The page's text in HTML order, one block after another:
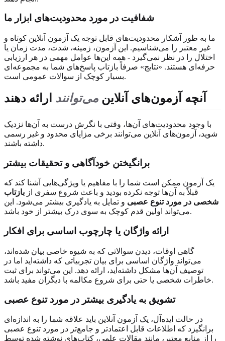
شفافیت در مورد محدودیت‌های ابزار ما
ما به طور آشکار محدودیت‌های قابل توجه یک آزمون آنلاین کوتاه و
غیر معتبر را می‌شناسیم. این آزمون، زمینه، شدت، مدت زمان یا
اختلال را در نظر نمی‌گیرد - همه این‌ها عوامل مهمی در هر ارزیابی
حرفه‌ای هستند. «نتایج» صرفاً بازتاب پاسخ‌های شما به مجموعه‌ای
بسیار کوچک از سوالات عمومی است.
آنچه آزمون‌های آنلاین می‌توانند ارائه دهند
با وجود محدودیت‌های آن‌ها، وقتی با نگرش درست به آن‌ها نزدیک
شوید، آزمون‌های آنلاین می‌توانند برخی مزایای محدود و غیر رسمی
داشته باشند.
برانگیختن خودآگاهی و تحقیقات بیشتر
یک آزمون ممکن است شما را با مفاهیم یا ویژگی‌هایی آشنا کند که
قبلاً به آن‌ها توجه نکرده بودید و باعث شروع سفری از بازتاب
شخصی در مورد تنوع عصبی و تمایل به یادگیری بیشتر می‌شود. این
می‌تواند اولین قدم کوچک به سوی درک بیشتر از خود باشد.
ارائه واژگان یا چارچوب اساسی برای افکار
گاهی اوقات، دیدن سوالاتی که به شیوه خاصی بیان شده‌اند،
می‌تواند واژگان اساسی برای بیان تجربیاتی که داشته‌اید اما در
توصیف آن‌ها مشکل داشته‌اید، ارائه دهد. این می‌تواند برای ثبت
خاطرات شخصی یا حتی برای شروع مکالمه با دیگران مفید باشد.
تشویق به یادگیری بیشتر در مورد تنوع عصبی
در حالت ایده‌آل، یک آزمون آنلاین باید علاقه شما را به اندازه‌ای
برانگیزد که اطلاعات قابل اعتمادتر و جامع‌تر در مورد تنوع عصبی
را از منابع معتبر، مانند مقالات علمی، کتاب‌های نوشته شده توسط